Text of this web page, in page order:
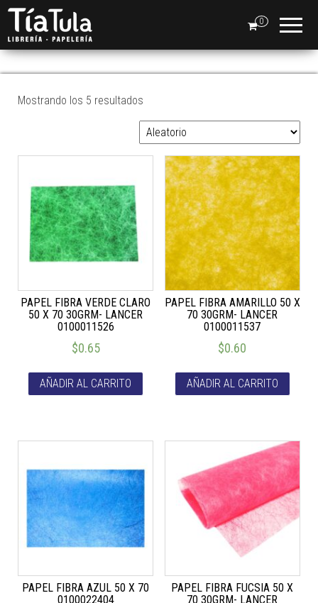
0
PAPEL FIBRA
Mostrando los 5 resultados
PAPEL FIBRA VERDE CLARO
50 X 70 30GRM- LANCER
0100011526
$0.65
AÑADIR AL CARRITO
PAPEL FIBRA AMARILLO 50 X
70 30GRM- LANCER
0100011537
$0.60
AÑADIR AL CARRITO
PAPEL FIBRA AZUL 50 X 70
0100022404
PAPEL FIBRA FUCSIA 50 X
70 30GRM- LANCER